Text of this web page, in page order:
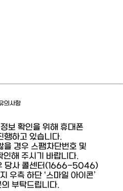
의사항
보 확인을 위해 휴대폰
행하고 있습니다.
경우 스팸차단번호 및
인해 주시기 바랍니다.
당사 콜센터(1666-5046)
우측 하단 ‘스마일 아이콘’
부탁드립니다.